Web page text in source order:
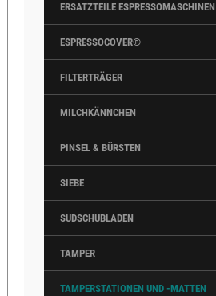
ERSATZTEILE ESPRESSOMASCHINEN
ESPRESSOCOVER®
FILTERTRÄGER
MILCHKÄNNCHEN
PINSEL & BÜRSTEN
SIEBE
SUDSCHUBLADEN
TAMPER
TAMPERSTATIONEN UND -MATTEN